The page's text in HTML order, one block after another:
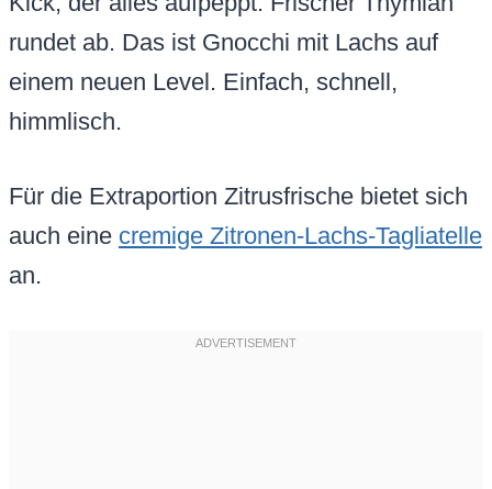
rundet ab. Das ist Gnocchi mit Lachs auf
einem neuen Level. Einfach, schnell,
himmlisch.
Für die Extraportion Zitrusfrische bietet sich
auch eine cremige Zitronen-Lachs-Tagliatelle
an.